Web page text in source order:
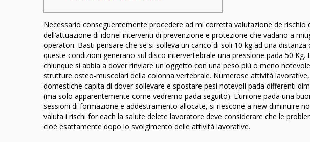
Necessario conseguentemente procedere ad mi corretta valutazione de
dell’attuazione di idonei interventi di prevenzione e protezione che vadano a
operatori. Basti pensare che se si solleva un carico di soli 10 kg ad una
queste condizioni generano sul disco intervertebrale una pressione pada 50
chiunque si abbia a dover rinviare un oggetto con una peso più o meno
strutture osteo-muscolari della colonna vertebrale. Numerose attività
domestiche capita di dover sollevare e spostare pesi notevoli pada differenti
(ma solo apparentemente come vedremo pada seguito). L’unione pada una
sessioni di formazione e addestramento allocate, si riescone a new diminuire
valuta i rischi for each la salute delete lavoratore deve considerare che le
cioè esattamente dopo lo svolgimento delle attività lavorative.